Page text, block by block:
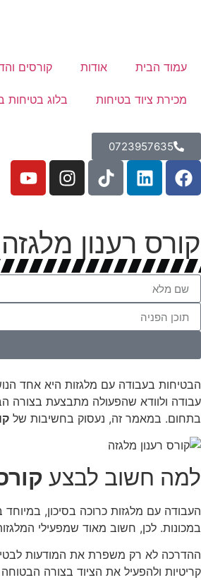
עמוד הבית אודות קורסים
מכירת ציוד בטיחות בלוג בטיחות
0723957635
קורס רענון
הבטיחות בעבודה עם מלגזות היא אחד
עבודה ולוודא שהפעולה מתבצעת בצורה
בתחום. במאמר זה, נעסוק בחשיבות של
למה חשוב לבצע
העבודה עם מלגזות כרוכה בסיכון,
במכונות. לכן, חשוב מאוד שמפעילי
ההדרכה לא רק משפרת את המודעות
קריטיות ולהפעיל את הציוד בצורה הבטוחה